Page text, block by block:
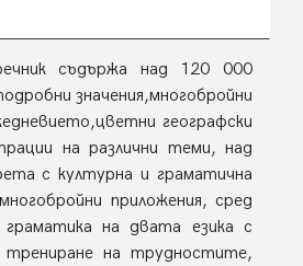
съдържа над 120 000
значения,многобройни
географски
на различни теми, над
с културна и граматична
приложения, сред
на двата езика с
трениране на трудностите,